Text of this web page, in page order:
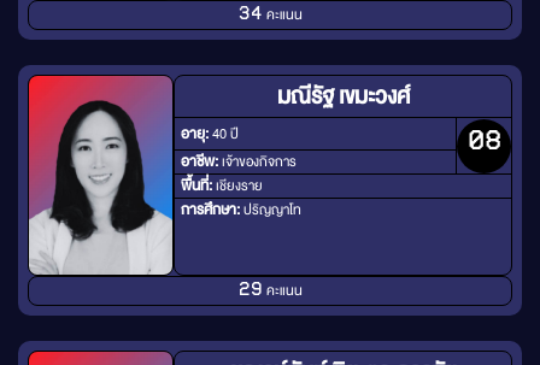
34 คะแนน
มณีรัฐ เขมะวงศ์
อายุ:40 ปี
อาชีพ:เจ้าของกิจการ
08
พื้นที่:เชียงราย
การศึกษา:ปริญญาโท
29 คะแนน